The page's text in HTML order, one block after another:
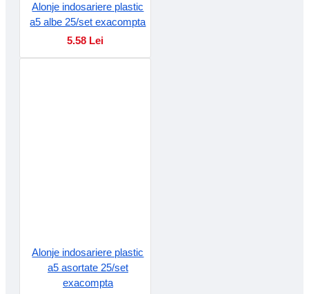
Alonje indosariere plastic
a5 albe 25/set exacompta
5.58 Lei
Alonje indosariere plastic
a5 asortate 25/set
exacompta